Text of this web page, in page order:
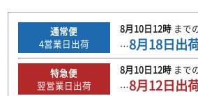
通常便
4営業日出荷
8月10日12時まで
…8月18日出
特急便
翌営業日出荷
8月10日12時まで
…8月12日出